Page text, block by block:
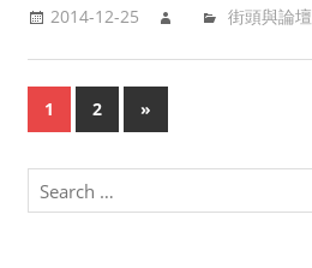
2014-12-25 街頭與論壇
Posts
navigation
1 2
Next
Posts
»